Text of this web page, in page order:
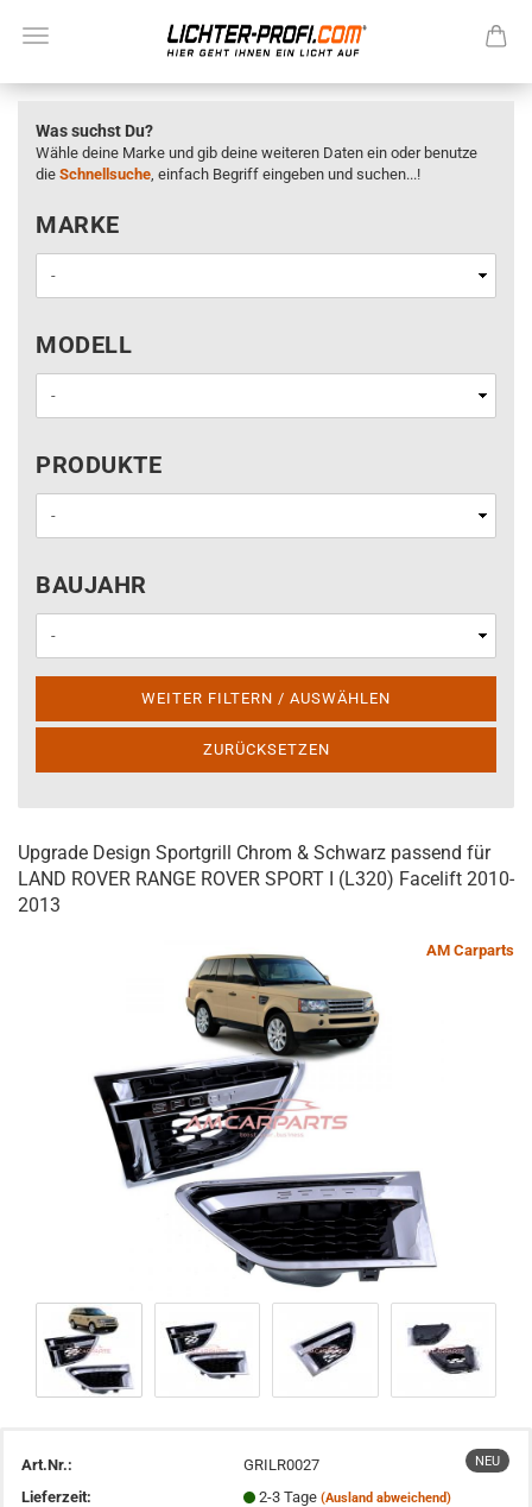
Was suchst Du?
Wähle deine Marke und gib deine weiteren Daten ein oder benutze
die Schnellsuche, einfach Begriff eingeben und suchen...!
MARKE
MARKE
MODELL
MODELL
PRODUKTE
PRODUKTE
BAUJAHR
BAUJAHR
WEITER FILTERN / AUSWÄHLEN
ZURÜCKSETZEN
Upgrade Design Sportgrill Chrom & Schwarz passend für
LAND ROVER RANGE ROVER SPORT I (L320) Facelift 2010-
2013
AM Carparts
NEU
Art.Nr.:
GRILR0027
Lieferzeit:
2-3 Tage (Ausland abweichend)